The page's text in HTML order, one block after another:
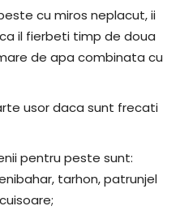
cu miros neplacut, ii
il fierbeti timp de doua
de apa combinata cu
usor daca sunt frecati
pentru peste sunt:
tarhon, patrunjel